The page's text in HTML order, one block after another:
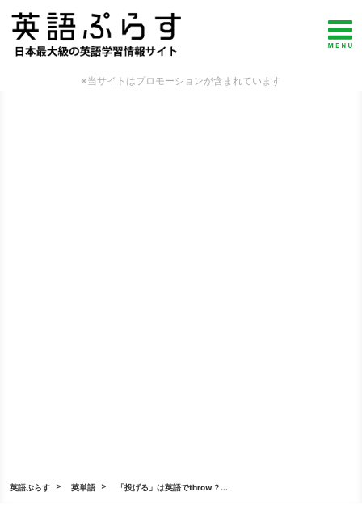
※当サイトはプロモーションが含まれています
英語ぷらす 英単語 「投げる」は英語でthrow？...